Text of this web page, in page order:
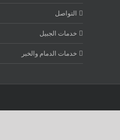
التواصل
خدمات الجبيل
خدمات الدمام والخبر